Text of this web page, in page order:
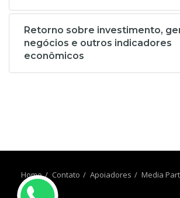
Retorno sobre investimento,
negócios e outros indicadores
econômicos
Home Contato Apoiadores Media